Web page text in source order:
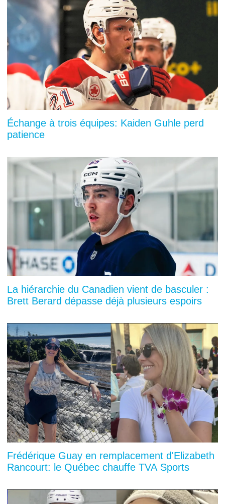
Échange à trois équipes: Kaiden Guhle perd
patience
La hiérarchie du Canadien vient de basculer :
Brett Berard dépasse déjà plusieurs espoirs
Frédérique Guay en remplacement d'Elizabeth
Rancourt: le Québec chauffe TVA Sports